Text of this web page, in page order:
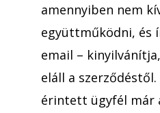
amennyiben nem
együttműködni, és
email –
eláll a
érintett ügyfél már